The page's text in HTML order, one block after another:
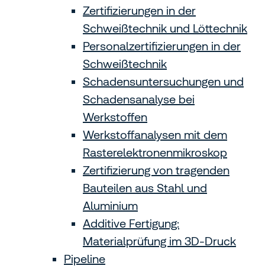
Zertifizierungen in der
Schweißtechnik und Löttechnik
Personalzertifizierungen in der
Schweißtechnik
Schadensuntersuchungen und
Schadensanalyse bei
Werkstoffen
Werkstoffanalysen mit dem
Rasterelektronenmikroskop
Zertifizierung von tragenden
Bauteilen aus Stahl und
Aluminium
Additive Fertigung:
Materialprüfung im 3D-Druck
Pipeline